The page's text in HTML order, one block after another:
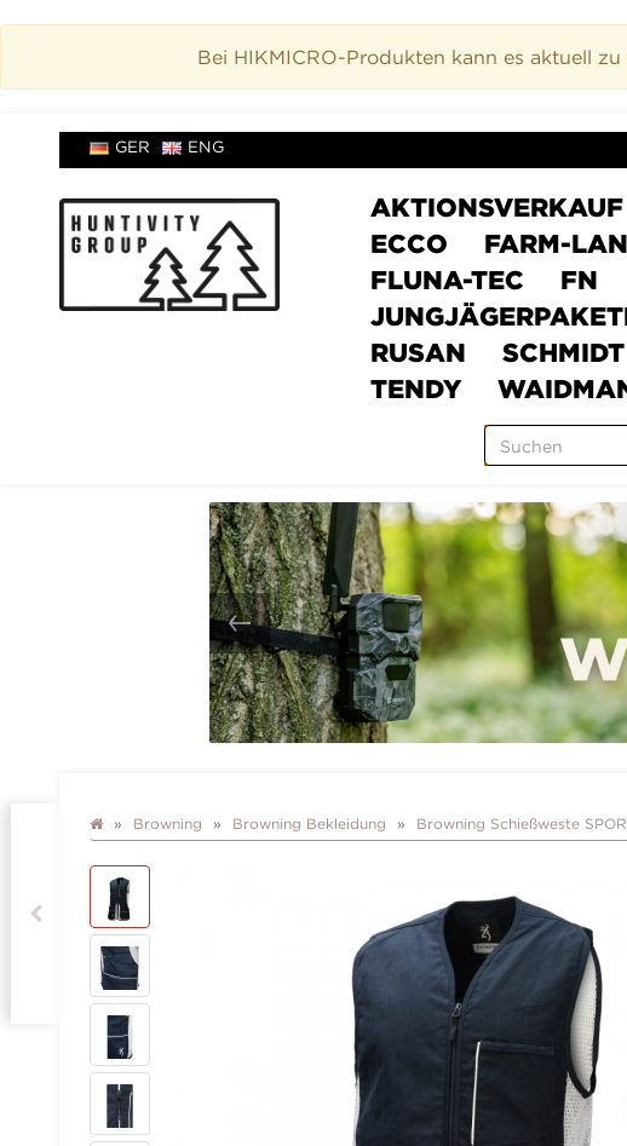
Bei HIKMICRO-Produkten kann es aktuell
GER ENG
AKTIONSVERKAUF
ECCO
FARM-
FLUNA-TEC
FN
RUSAN
TENDY
Browning Browning Bekleidung Browning Schießweste